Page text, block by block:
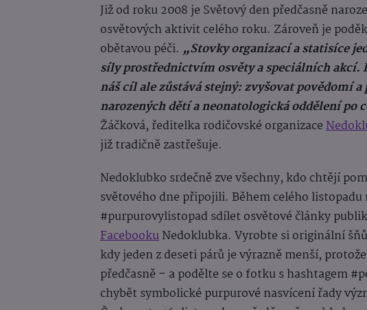
Již od roku 2008 je Světový den předčasně
osvětových aktivit celého roku. Zároveň je
obětavou péči. „Stovky organizací a statisíce
síly prostřednictvím osvěty a speciálních akcí.
náš cíl ale zůstává stejný: zvyšovat povědomí
narozených dětí a neonatologická oddělení po
Žáčková, ředitelka rodičovské organizace
již tradičně zastřešuje.
Nedoklubko srdečně zve všechny, kdo chtějí
světového dne připojili. Během celého listopadu
#purpurovylistopad sdílet osvětové články
FacebookuNedoklubka. Vyrobte si originální
kdy jeden z deseti párů je výrazně menší,
předčasně – a podělte se o fotku s hashtagem
chybět symbolické purpurové nasvícení řady